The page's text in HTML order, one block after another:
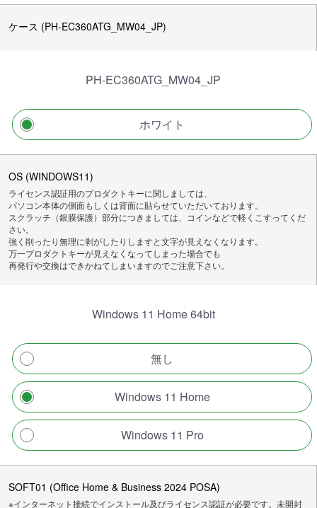
ケース (PH-EC360ATG_MW04_JP)
PH-EC360ATG_MW04_JP
ホワイト
OS (WINDOWS11)
ライセンス認証用のプロダクトキーに関しましては、
パソコン本体の側面もしくは背面に貼らせていただいております。
スクラッチ（銀膜保護）部分につきましては、コインなどで軽くこすってくだ
さい。
強く削ったり無理に剥がしたりしますと文字が見えなくなります。
万一プロダクトキーが見えなくなってしまった場合でも
再発行や交換はできかねてしまいますのでご注意下さい。
Windows 11 Home 64bit
無し
Windows 11 Home
Windows 11 Pro
SOFT01 (Office Home & Business 2024 POSA)
※インターネット接続でインストール及びライセンス認証が必要です。未開封